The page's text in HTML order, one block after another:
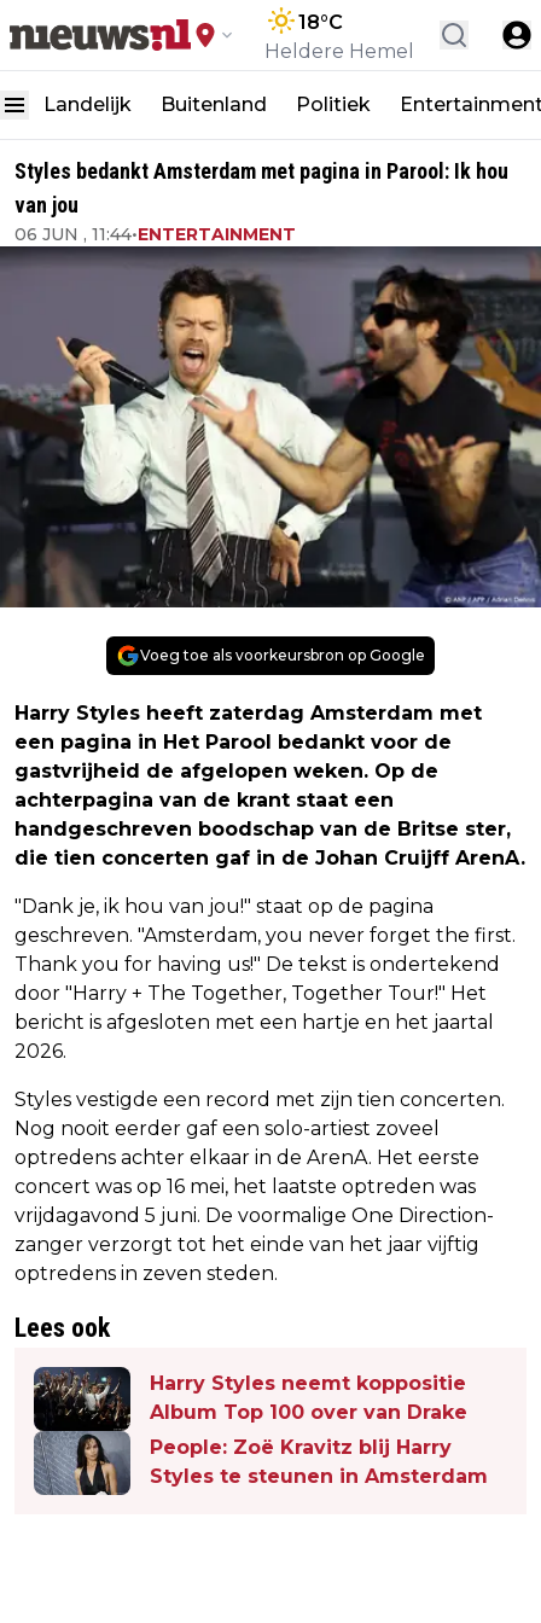
18°C
Heldere Hemel
Landelijk Buitenland Politiek
Styles bedankt Amsterdam met pagina in Parool: Ik hou
van jou
06 JUN , 11:44•ENTERTAINMENT
Voeg toe als voorkeursbron op Google
Harry Styles heeft zaterdag Amsterdam met
een pagina in Het Parool bedankt voor de
gastvrijheid de afgelopen weken. Op de
achterpagina van de krant staat een
handgeschreven boodschap van de Britse ster,
die tien concerten gaf in de Johan Cruijff ArenA.
"Dank je, ik hou van jou!" staat op de pagina
geschreven. "Amsterdam, you never forget the first.
Thank you for having us!" De tekst is ondertekend
door "Harry + The Together, Together Tour!" Het
bericht is afgesloten met een hartje en het jaartal
2026.
Styles vestigde een record met zijn tien concerten.
Nog nooit eerder gaf een solo-artiest zoveel
optredens achter elkaar in de ArenA. Het eerste
concert was op 16 mei, het laatste optreden was
vrijdagavond 5 juni. De voormalige One Direction-
zanger verzorgt tot het einde van het jaar vijftig
optredens in zeven steden.
Lees ook
Harry Styles neemt koppositie
Album Top 100 over van Drake
People: Zoë Kravitz blij Harry
Styles te steunen in Amsterdam